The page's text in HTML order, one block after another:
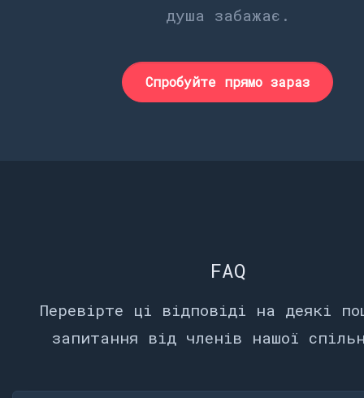
душа забажає.
Спробуйте прямо зараз
FAQ
Перевірте ці відповіді на деякі
запитання від членів нашої